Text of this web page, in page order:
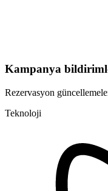
Kampanya
Rezervasyon
Teknoloji